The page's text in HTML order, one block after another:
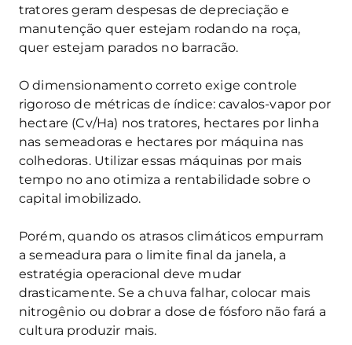
tratores geram despesas de depreciação e
manutenção quer estejam rodando na roça,
quer estejam parados no barracão.
O dimensionamento correto exige controle
rigoroso de métricas de índice: cavalos‑vapor por
hectare (Cv/Ha) nos tratores, hectares por linha
nas semeadoras e hectares por máquina nas
colhedoras. Utilizar essas máquinas por mais
tempo no ano otimiza a rentabilidade sobre o
capital imobilizado.
Porém, quando os atrasos climáticos empurram
a semeadura para o limite final da janela, a
estratégia operacional deve mudar
drasticamente. Se a chuva falhar, colocar mais
nitrogênio ou dobrar a dose de fósforo não fará a
cultura produzir mais.